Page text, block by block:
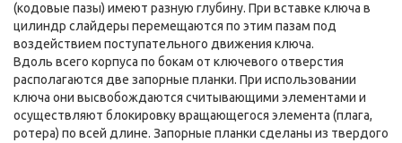
(кодовые пазы) имеют разную глубину. При вставке ключа в
цилиндр слайдеры перемещаются по этим пазам под
воздействием поступательного движения ключа.
Вдоль всего корпуса по бокам от ключевого отверстия
располагаются две запорные планки. При использовании
ключа они высвобождаются считывающими элементами и
осуществляют блокировку вращающегося элемента (плага,
ротера) по всей длине. Запорные планки сделаны из твердого